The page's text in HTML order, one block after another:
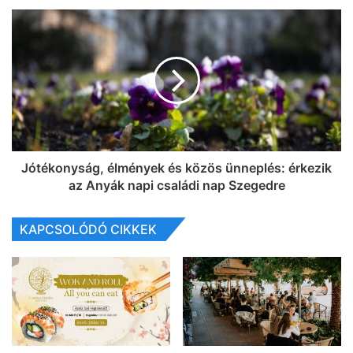
Jótékonyság, élmények és közös ünneplés: érkezik
az Anyák napi családi nap Szegedre
KAPCSOLÓDÓ CIKKEK